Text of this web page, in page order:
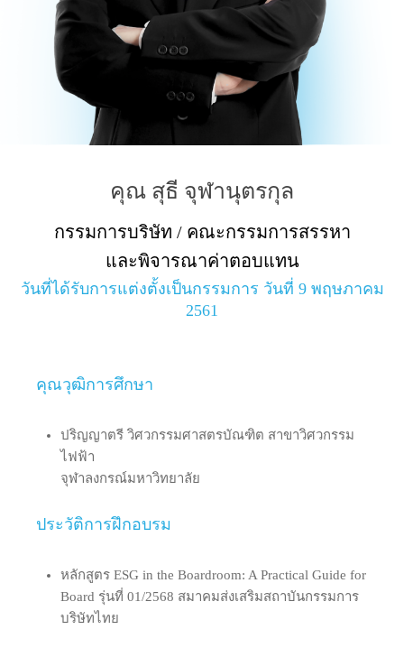
คุณ สุธี จุฬานุตรกุล
กรรมการบริษัท / คณะกรรมการสรรหา
และพิจารณาค่าตอบแทน
วันที่ได้รับการแต่งตั้งเป็นกรรมการ วันที่ 9 พฤษภาคม
2561
คุณวุฒิการศึกษา
ปริญญาตรี วิศวกรรมศาสตรบัณฑิต สาขาวิศวกรรม
ไฟฟ้า
จุฬาลงกรณ์มหาวิทยาลัย
ประวัติการฝึกอบรม
หลักสูตร ESG in the Boardroom: A Practical Guide for
Board รุ่นที่ 01/2568 สมาคมส่งเสริมสถาบันกรรมการ
บริษัทไทย